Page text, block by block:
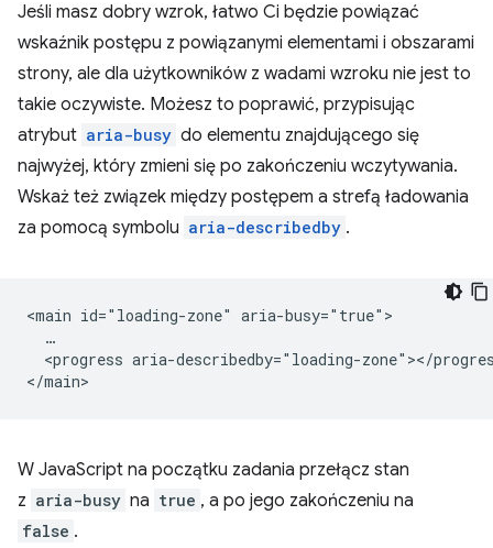
Jeśli masz dobry wzrok, łatwo Ci będzie powiązać
wskaźnik postępu z powiązanymi elementami i obszarami
strony, ale dla użytkowników z wadami wzroku nie jest to
takie oczywiste. Możesz to poprawić, przypisując
atrybut aria-busy do elementu znajdującego się
najwyżej, który zmieni się po zakończeniu wczytywania.
Wskaż też związek między postępem a strefą ładowania
za pomocą symbolu aria-describedby .
<main id="loading-zone" aria-busy="true">
  …
<progress aria-describedby="loading-zone"></
W JavaScript na początku zadania przełącz stan
z aria-busy na true , a po jego zakończeniu na
false .